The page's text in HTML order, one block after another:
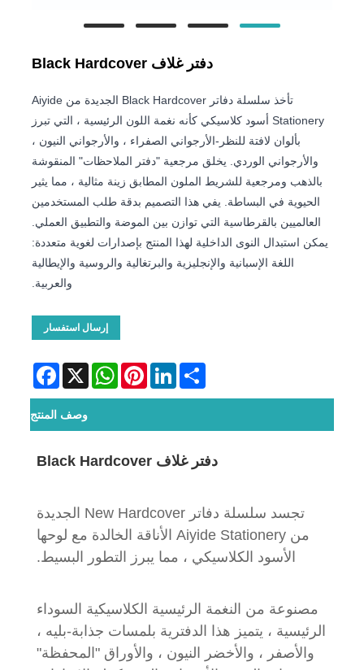
دفتر غلاف Black Hardcover
تأخذ سلسلة دفاتر Black Hardcover الجديدة من Aiyide
Stationery أسود كلاسيكي كأنه نغمة اللون الرئيسية ، التي تبرز
بألوان لافتة للنظر-الأرجواني الصفراء ، والأرجواني النيون ،
والأرجواني الوردي. يخلق مرجعية "دفتر الملاحظات" المنقوشة
بالذهب ومرجعية للشريط الملون المطابق زينة مثالية ، مما يثير
الحيوية في البساطة. يفي هذا التصميم بدقة طلب المستخدمين
العالميين بالقرطاسية التي توازن بين الموضة والتطبيق العملي.
يمكن استبدال النوى الداخلية لهذا المنتج بإصدارات لغوية متعددة:
اللغة الإسبانية والإنجليزية والبرتغالية والروسية والإيطالية
والعربية.
إرسال استفسار
Facebook X
WhatsAppPinterestLinkedInShare
وصف المنتج
دفتر غلاف Black Hardcover
تجسد سلسلة دفاتر New Hardcover الجديدة
من Aiyide Stationery الأناقة الخالدة مع لوحها
الأسود الكلاسيكي ، مما يبرز التطور البسيط.
مصنوعة من النغمة الرئيسية الكلاسيكية السوداء
الرئيسية ، يتميز هذا الدفترية بلمسات جذابة-بليه ،
والأصفر ، والأخضر النيون ، والأوراق "المحفظة"